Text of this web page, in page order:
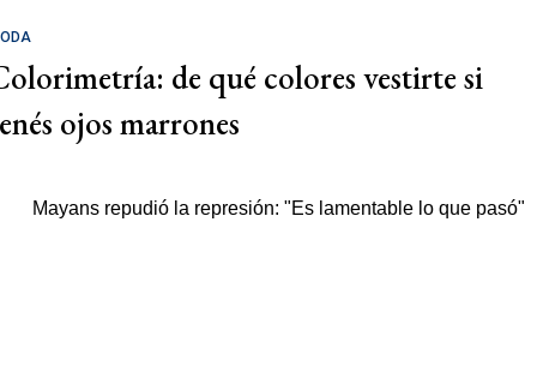
de qué colores vestirte si
ojos marrones